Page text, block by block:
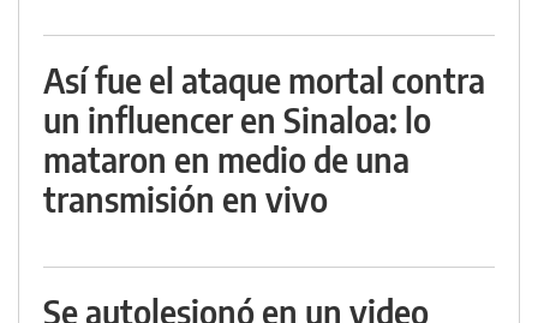
Así fue el ataque mortal contra
un influencer en Sinaloa: lo
mataron en medio de una
transmisión en vivo
Se autolesionó en un video